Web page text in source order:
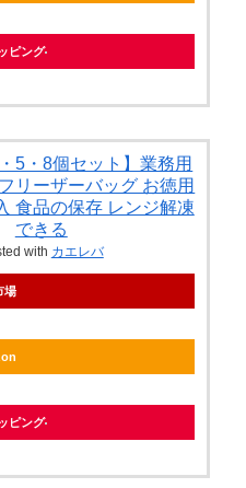
ピング
5・8個セット】業務用
リーザーバッグ お徳用
食品の保存 レンジ解凍
できる
with カエレバ
場
ピング